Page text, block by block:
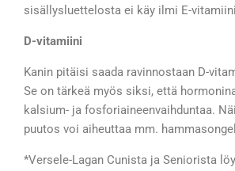
sisällysluettelosta ei käy ilmi E-
D-vitamiini
Kanin pitäisi saada ravinnostaan D-
Se on tärkeä myös siksi, että
kalsium- ja fosforiaineenvaihduntaa.
puutos voi aiheuttaa mm.
*Versele-Lagan Cunista ja Seniorista